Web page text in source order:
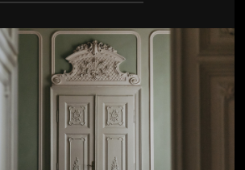
Jön még kép!